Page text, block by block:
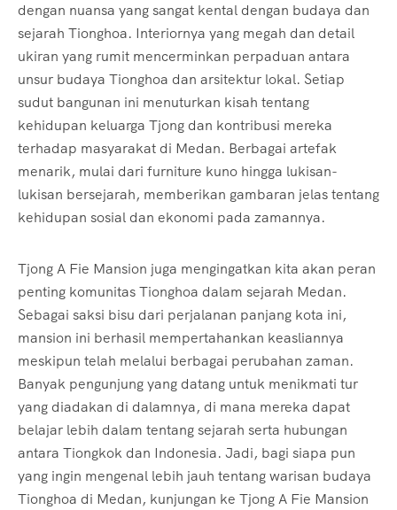
dengan nuansa yang sangat kental dengan budaya dan
sejarah Tionghoa. Interiornya yang megah dan detail
ukiran yang rumit mencerminkan perpaduan antara
unsur budaya Tionghoa dan arsitektur lokal. Setiap
sudut bangunan ini menuturkan kisah tentang
kehidupan keluarga Tjong dan kontribusi mereka
terhadap masyarakat di Medan. Berbagai artefak
menarik, mulai dari furniture kuno hingga lukisan-
lukisan bersejarah, memberikan gambaran jelas tentang
kehidupan sosial dan ekonomi pada zamannya.
Tjong A Fie Mansion juga mengingatkan kita akan peran
penting komunitas Tionghoa dalam sejarah Medan.
Sebagai saksi bisu dari perjalanan panjang kota ini,
mansion ini berhasil mempertahankan keasliannya
meskipun telah melalui berbagai perubahan zaman.
Banyak pengunjung yang datang untuk menikmati tur
yang diadakan di dalamnya, di mana mereka dapat
belajar lebih dalam tentang sejarah serta hubungan
antara Tiongkok dan Indonesia. Jadi, bagi siapa pun
yang ingin mengenal lebih jauh tentang warisan budaya
Tionghoa di Medan, kunjungan ke Tjong A Fie Mansion